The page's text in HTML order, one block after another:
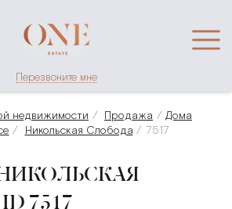
Перезвоните мне
недвижимости Продажа
Дома
Никольская Слобода 7517
7517